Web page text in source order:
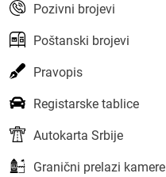
Pozivni brojevi
Poštanski brojevi
Pravopis
Registarske tablice
Autokarta Srbije
Granični prelazi kamere